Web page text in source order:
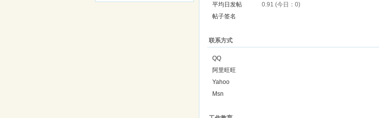
平均日发帖
0.91 (今日：0)
帖子签名
联系方式
QQ
阿里旺旺
Yahoo
Msn